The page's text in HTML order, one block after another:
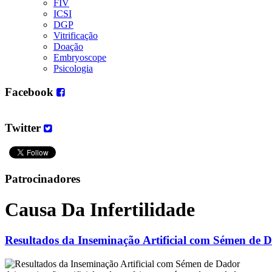
FIV
ICSI
DGP
Vitrificação
Doação
Embryoscope
Psicologia
Facebook
Twitter
Patrocinadores
Causa Da Infertilidade
Resultados da Inseminação Artificial com Sémen de